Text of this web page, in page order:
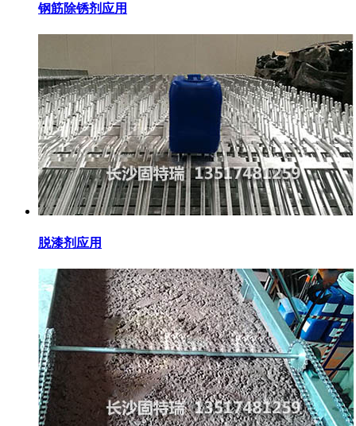
钢筋除锈剂应用
脱漆剂应用